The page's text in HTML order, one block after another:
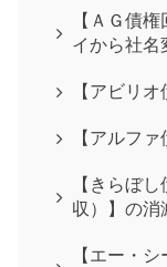
【ＡＧ債
イから社名
【アビリ
【アルフ
【きらぼ
収）】の消
【エー・